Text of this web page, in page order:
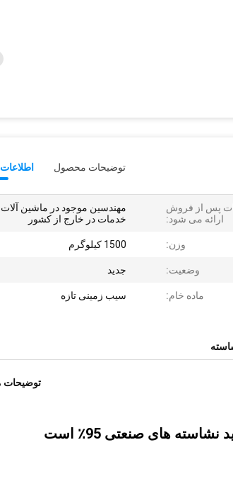
توضیحات محصول
پس از فروش
ارائه می شود:
مهندسین موجود در ماشین آلات
خدمات در خارج از کشور
وزن: 1500 کیلوگرم
وضعیت: جدید
ماده خام: سیب زمینی تازه
های صنعتی 95٪ است